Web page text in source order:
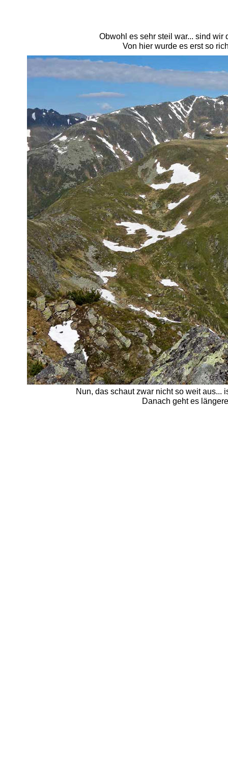
Obwohl es sehr steil war... sind
Von hier wurde es erst so
Nun, das schaut zwar nicht so weit aus...
Danach geht es